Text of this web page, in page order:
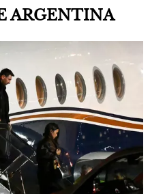
ARGENTINA